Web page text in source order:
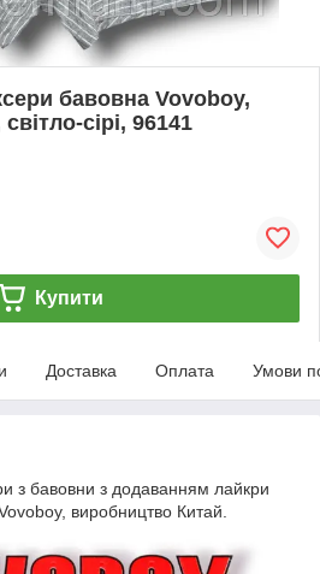
бавовна Vovoboy,
сірі, 96141
Купити
Доставка Оплата Умови
з бавовни з додаванням лайкри
виробництво Китай.